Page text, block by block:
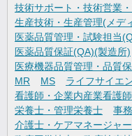
技術サポート・技術営業
生産技術・生産管理(メデ
医薬品質管理・試験担当
医薬品質保証(QA)(製造所)
医療機器品質管理・品質
MR
MS ライフサイエ
看護師・企業内産業看護
栄養士・管理栄養士
事
介護士・ケアマネージャ